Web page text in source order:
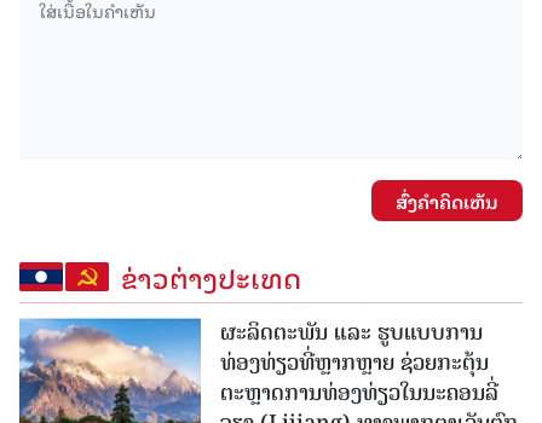
ສົ່ງຄໍາຄິດເຫັນ
ຂ່າວຕ່າງປະເທດ
ຜະລິດຕະພັນ ແລະ ຮູບແບບການ
ທ່ອງທ່ຽວທີ່ຫຼາກຫຼາຍ ຊ່ວຍກະຕຸ້ນ
ຕະຫຼາດການທ່ອງທ່ຽວໃນນະຄອນລີ່